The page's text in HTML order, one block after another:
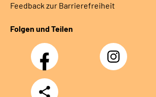
Feedback zur Barrierefreiheit
Folgen und Teilen
Facebook Instagram
Teilen